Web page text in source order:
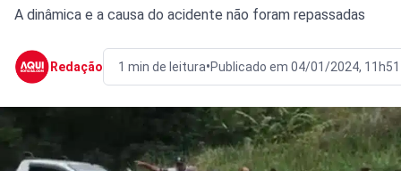
A dinâmica e a causa do acidente não foram repassadas
Redação 1 min de leitura•Publicado em 04/01/2024, 11h51